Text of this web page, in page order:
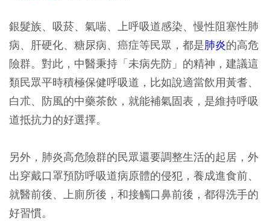
銀髮族、吸菸、氣喘、上呼吸道感染、慢性阻塞性肺
病、肝硬化、糖尿病、癌症等民眾，都是肺炎的高危
險群。對此，中醫秉持「未病先防」的精神，建議這
類民眾平時積極保健呼吸道，比如說適當飲用黃耆、
白朮、防風的中藥茶飲，就能補氣固表，是維持呼吸
道抵抗力的好選擇。
另外，肺炎高危險群的民眾還要調整生活的起居，外
出穿戴口罩預防呼吸道病原體的侵犯，養成進食前、
就醫前後、上廁所後，和接觸口鼻前後，都得洗手的
好習慣。